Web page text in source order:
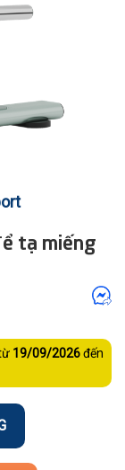
tạ miếng
19/09/2026đến